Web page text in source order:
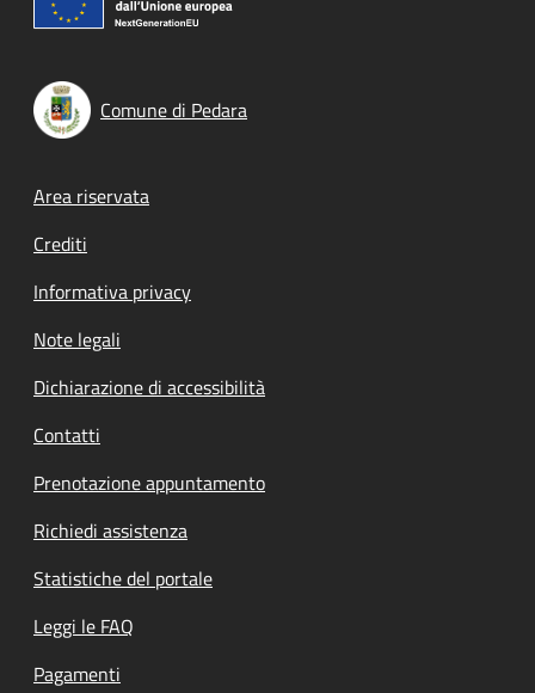
Comune di Pedara
Footer menu
Area riservata
Crediti
Informativa privacy
Note legali
Dichiarazione di accessibilità
Contatti
Prenotazione appuntamento
Richiedi assistenza
Statistiche del portale
Leggi le FAQ
Pagamenti